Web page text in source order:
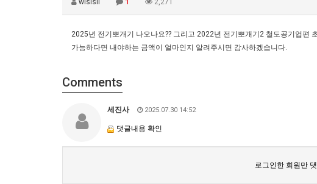
wisisii 1 2,271
2025년 전기뽀개기 나오나요?? 그리고 2022년 전기뽀개기2 철도공기업편
가능하다면 내야하는 금액이 얼마인지 알려주시면 감사하겠습니다.
Comments
세진사 2025.07.30 14:52
댓글내용 확인
로그인한 회원만